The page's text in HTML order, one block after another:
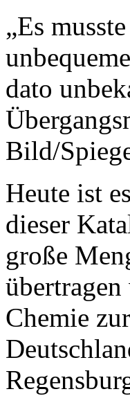
„Es
dato
Bild/
Heute ist
dieser
große
Chemie